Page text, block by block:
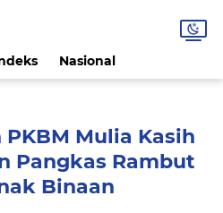
Nasional
PKBM Mulia Kasih
Pangkas Rambut
Binaan